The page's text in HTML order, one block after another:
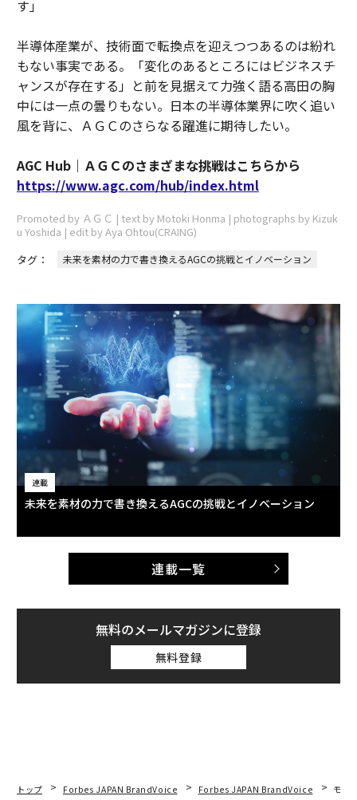
す」
半導体産業が、技術面で転換点を迎えつつあるのは紛れ
もない事実である。「変化のあるところにはビジネスチ
ャンスが存在する」と前を見据えて力強く語る高田の胸
中には一点の曇りもない。日本の半導体業界に吹く追い
風を背に、ＡＧＣのさらなる躍進に期待したい。
AGC Hub｜ＡＧＣのさまざまな挑戦はこちらから
https://www.agc.com/hub/index.html
Promoted by ＡＧＣ | text by Motoki Honma | photographs by Kizuk
u Yoshida | edit by Aya Ohtou(CRAING)
タグ：
未来を素材の力で書き換えるAGCの挑戦とイノベーション
連載
未来を素材の力で書き換えるAGCの挑戦とイノベーション
連載一覧
無料のメールマガジンに登録
無料登録
トップ Forbes JAPAN BrandVoice Forbes JAPAN BrandVoice モビ